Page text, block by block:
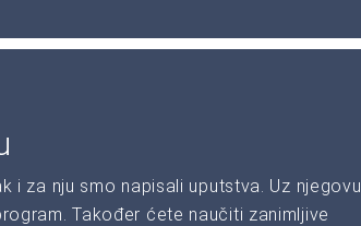
i za nju smo napisali uputstva. Uz njegovu
Također ćete naučiti zanimljive